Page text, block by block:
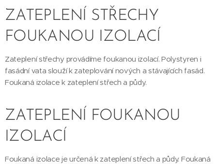
ZATEPLENÍ STŘECHY
FOUKANOU IZOLACÍ
Zateplení střechy provádíme foukanou izolací. Polystyren i
fasádní vata slouží k zateplování nových a stávajících fasád.
Foukaná izolace k zateplení střech a půdy.
ZATEPLENÍ FOUKANOU
IZOLACÍ
Foukaná izolace je určená k zateplení střech a půdy. Foukaná